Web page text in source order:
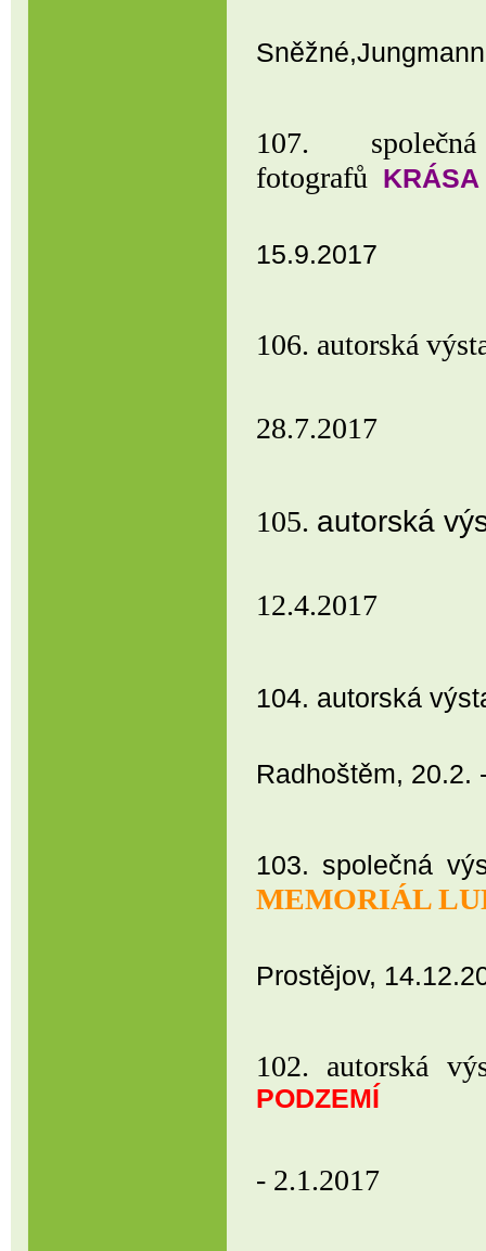
107.
fotografů
KRÁSA
15.9.2017
106. autorská
28.7.2017
105. autorská
12.4.2017
104. autorská
Radhoštěm, 20.2.
103. společná
MEMORIÁL
Prostějov,
102. autorská
PODZEMÍ
- 2.1.2017